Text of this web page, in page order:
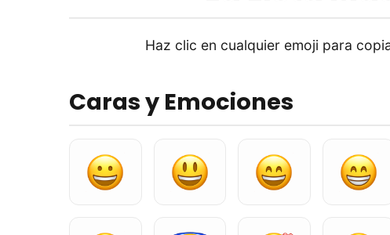
Haz clic en cualquier emoji para
Caras y Emociones